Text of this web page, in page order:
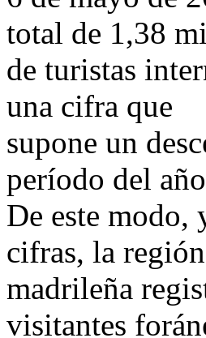
total de 1,38
de turistas
una cifra que
supone un
período del
De este modo,
cifras, la región
madrileña
visitantes